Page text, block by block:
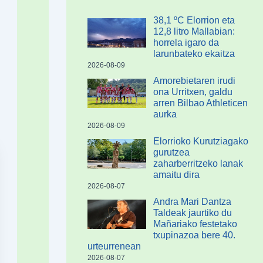
38,1 ºC Elorrion eta
12,8 litro Mallabian:
horrela igaro da
larunbateko ekaitza
2026-08-09
Amorebietaren irudi
ona Urritxen, galdu
arren Bilbao Athleticen
aurka
2026-08-09
Elorrioko Kurutziagako
gurutzea
zaharberritzeko lanak
amaitu dira
2026-08-07
Andra Mari Dantza
Taldeak jaurtiko du
Mañariako festetako
txupinazoa bere 40.
urteurrenean
2026-08-07